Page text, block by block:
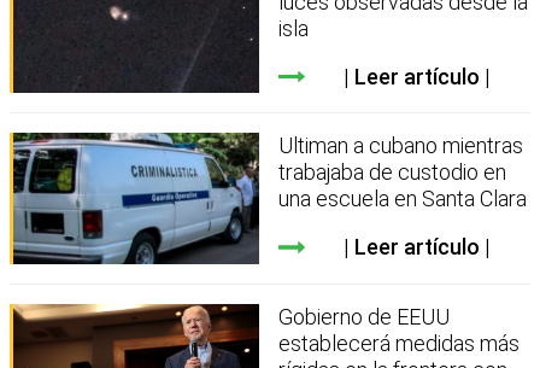
isla
Leer artículo
Ultiman a cubano mientras
trabajaba de custodio en
una escuela en Santa Clara
Leer artículo
Gobierno de EEUU
establecerá medidas más